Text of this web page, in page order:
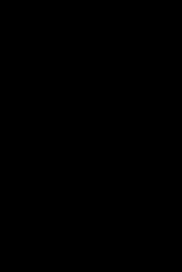
размер и
аккуратная.